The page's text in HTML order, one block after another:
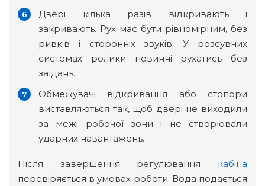
Двері кілька разів відкривають і
закривають. Рух має бути рівномірним, без
ривків і сторонніх звуків. У розсувних
системах ролики повинні рухатись без
заїдань.
Обмежувачі відкривання або стопори
виставляються так, щоб двері не виходили
за межі робочої зони і не створювали
ударних навантажень.
Після завершення регулювання кабіна
перевіряється в умовах роботи. Вода подається